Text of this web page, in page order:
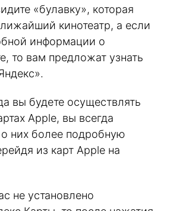
«булавку», которая
кинотеатр, а если
информации о
то вам предложат узнать
вы будете осуществлять
Apple, вы всегда
них более подробную
из карт Apple на
не установлено